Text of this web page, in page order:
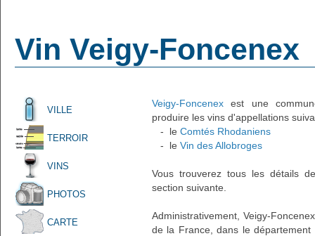
Vin Veigy-Foncenex
VILLE
TERROIR
VINS
PHOTOS
CARTE
Veigy-Foncenex est une
produire les vins d'appellations
- le Comtés Rhodaniens
- le Vin des Allobroges
Vous trouverez tous les détails
section suivante.
Administrativement, Veigy-
de la France, dans le